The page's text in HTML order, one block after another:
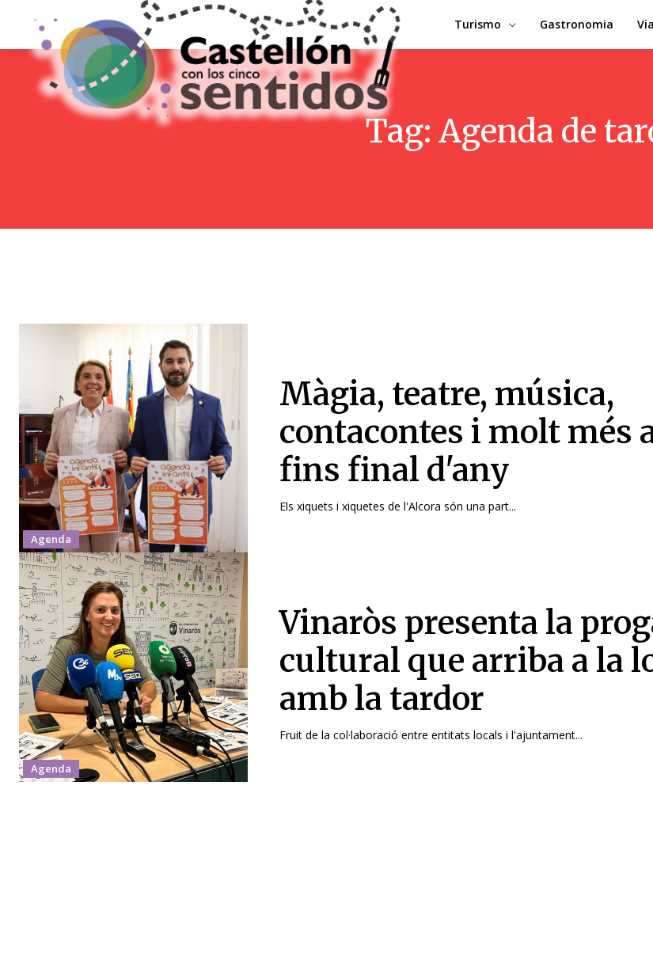
Turismo Gastronomia
Tag: Agenda de
Agenda
Màgia, teatre, música,
contacontes i molt més
fins final d'any
Els xiquets i xiquetes de l'Alcora són una part...
Agenda
Vinaròs presenta la
cultural que arriba a la
amb la tardor
Fruit de la col·laboració entre entitats locals i l'ajuntament...